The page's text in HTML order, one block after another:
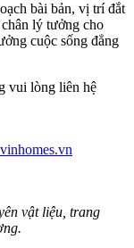
bài bản, vị trí đắt
lý tưởng cho
cuộc sống đẳng
vui lòng liên hệ
vật liệu, trang